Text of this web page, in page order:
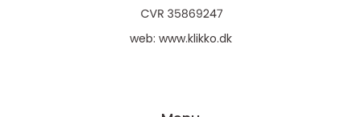
web: www.klikko.dk